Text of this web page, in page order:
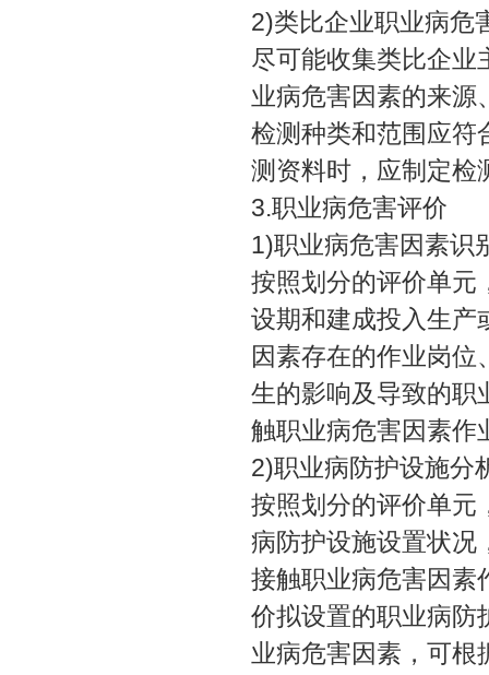
2)类比企业职业病危
尽可能收集类比企业
业病危害因素的来源
检测种类和范围应符
测资料时，应制定检
3.职业病危害评价
1)职业病危害因素识
按照划分的评价单元
设期和建成投入生产
因素存在的作业岗位
生的影响及导致的职
触职业病危害因素作
2)职业病防护设施分
按照划分的评价单元
病防护设施设置状况
接触职业病危害因素
价拟设置的职业病防
业病危害因素，可根